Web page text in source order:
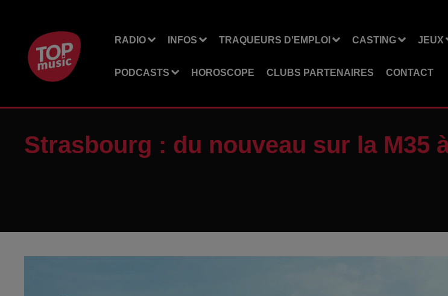
RADIO INFOS TRAQUEURS D'EMPLOI CASTING JEUX
PODCASTS HOROSCOPE CLUBS PARTENAIRES CONTACT
Strasbourg : du nouveau sur la M35